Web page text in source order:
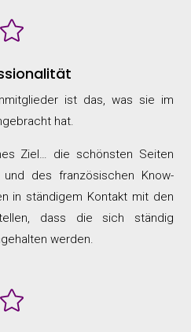

ist das, was sie im
hat.
Ziel… die schönsten Seiten
des französischen Know-
in ständigem Kontakt mit den
dass die sich ständig
werden.
